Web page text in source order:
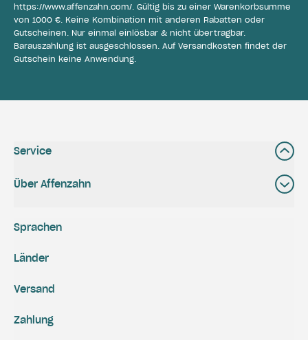
https://www.affenzahn.com/ . Gültig bis zu einer Warenkorbsumme
von 1000 €. Keine Kombination mit anderen Rabatten oder
Gutscheinen. Nur einmal einlösbar & nicht übertragbar.
Barauszahlung ist ausgeschlossen. Auf Versandkosten findet der
Gutschein keine Anwendung.
Service
Über Affenzahn
Versand
Zahlung
Sprachen
Länder